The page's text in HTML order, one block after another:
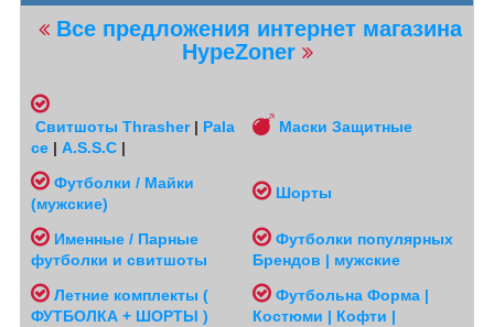
Все предложения интернет магазина
HypeZoner
Свитшоты Thrasher| Pala
ce | A.S.S.C |
Маски Защитные
Футболки / Майки
(мужские)
Шорты
Именные / Парные
футболки и свитшоты
Футболки популярных
Брендов | мужские
Летние комплекты (
ФУТБОЛКА + ШОРТЫ )
Футбольна Форма |
Костюми | Кофти |